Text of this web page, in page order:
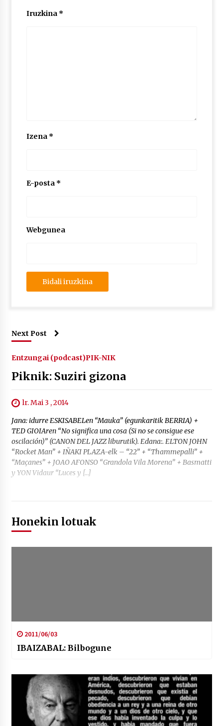
LIBURUEN ERREPUBLIKA TXIKIA: Hiragana akats
2026/07/02
Iruzkina *
Izena *
E-posta *
Webgunea
Next Post
Entzungai (podcast)PIK-NIK
Piknik: Suziri gizona
lr. Mai 3 , 2014
Jana: idurre ESKISABELen “Mauka” (egunkaritik BERRIA) +
TED GIOIAren “No significa una cosa (Si no se consigue ese
oscilación)” (CANON DEL JAZZ liburutik). Edana:. ELTON JOHN
“Rocket Man” + IÑAKI PLAZA-elk – “22” + “Thammepalli” +
“Maçanes” + JOAO AFONSO “Grandola Vila Morena” + Basmatti
y YON Vidaur “Luces y […]
Honekin lotuak
2011/06/03
IBAIZABAL: Bilbogune